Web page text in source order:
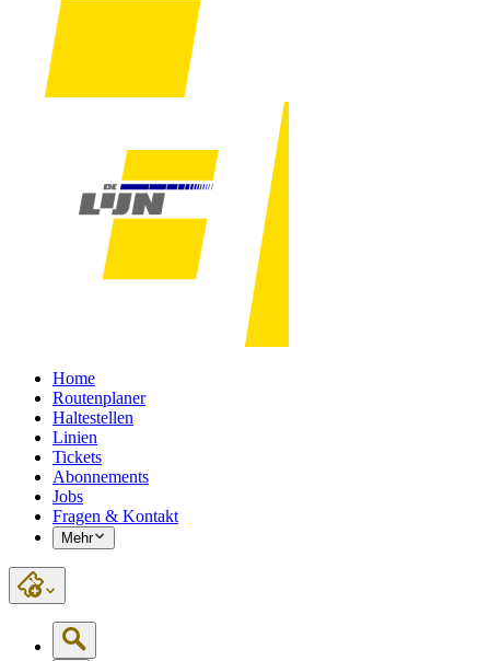
Home
Routenplaner
Haltestellen
Linien
Tickets
Abonnements
Jobs
Fragen & Kontakt
Mehr